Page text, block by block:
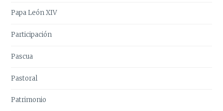
Papa León XIV
Participación
Pascua
Pastoral
Patrimonio